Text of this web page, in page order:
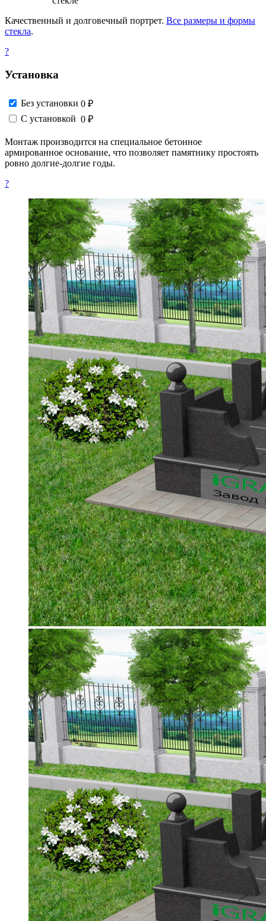
Качественный и долговечный портрет. Все размеры и формы
стекла.
?
Установка
Без установки 0 ₽
С установкой 0 ₽
Монтаж производится на специальное бетонное
армированное основание, что позволяет памятнику простоять
ровно долгие-долгие годы.
?